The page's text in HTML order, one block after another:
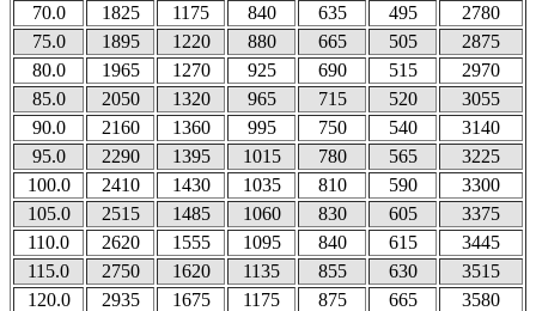
70.0
1825 1175 840 635 495
2780
75.0
1895 1220 880 665 505
2875
80.0
1965 1270 925 690 515
2970
85.0
2050 1320 965 715 520
3055
90.0
2160 1360 995 750 540
3140
95.0
2290 1395 1015 780 565
3225
100.0
2410 1430 1035 810 590
3300
105.0
2515 1485 1060 830 605
3375
110.0
2620 1555 1095 840 615
3445
115.0
2750 1620 1135 855 630
3515
120.0
2935 1675 1175 875 665
3580